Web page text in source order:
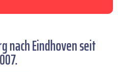
nach Eindhoven seit